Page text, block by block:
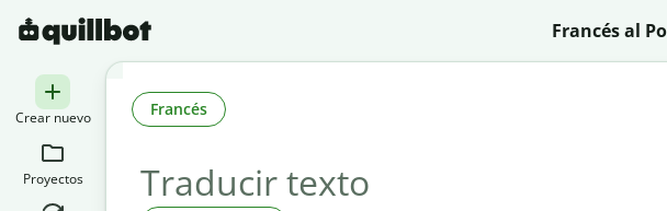
Francés al
Crear nuevo
Proyectos
Francés